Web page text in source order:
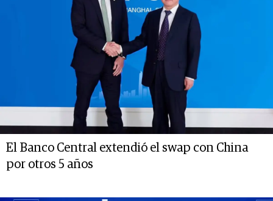
El Banco Central extendió el swap con China
por otros 5 años